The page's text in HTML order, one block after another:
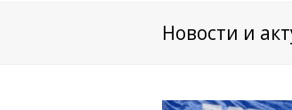
Новости и